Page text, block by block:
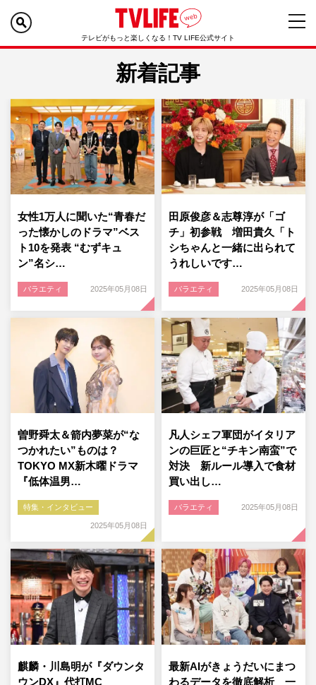
テレビがもっと楽しくなる！TV LIFE公式サイト
新着記事
女性1万人に聞いた“青春だ
った懐かしのドラマ”ベス
ト10を発表 “むずキュ
ン”名シ…
バラエティ 2025年05月08日
田原俊彦＆志尊淳が「ゴ
チ」初参戦 増田貴久「ト
シちゃんと一緒に出られて
うれしいです…
バラエティ 2025年05月08日
曽野舜太＆箭内夢菜が“な
つかれたい”ものは？
TOKYO MX新木曜ドラマ
『低体温男…
特集・インタビュー
2025年05月08日
凡人シェフ軍団がイタリア
ンの巨匠と“チキン南蛮”で
対決 新ルール導入で食材
買い出し…
バラエティ 2025年05月08日
麒麟・川島明が『ダウンタ
ウンDX』代打MC
最新AIがきょうだいにまつ
わるデータを徹底解析 一